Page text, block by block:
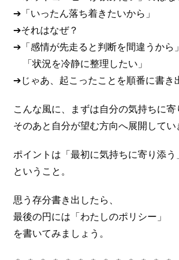
➔「いったん落ち着きたいから」
➔それはなぜ？
➔「感情が先走ると判断を間違うから」
「状況を冷静に整理したい」
➔じゃあ、起こったことを順番に書き
こんな風に、まずは自分の気持ちに寄
そのあと自分が望む方向へ展開してい
ポイントは「最初に気持ちに寄り添う
ということ。
思う存分書き出したら、
最後の円には「わたしのポリシー」
を書いてみましょう。